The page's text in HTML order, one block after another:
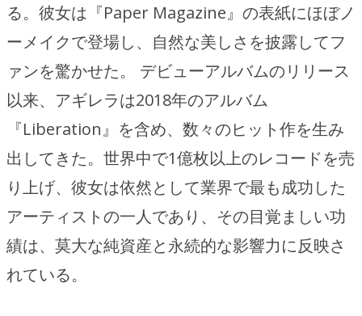
る。彼女は『Paper Magazine』の表紙にほぼノ
ーメイクで登場し、自然な美しさを披露してフ
ァンを驚かせた。 デビューアルバムのリリース
以来、アギレラは2018年のアルバム
『Liberation』を含め、数々のヒット作を生み
出してきた。世界中で1億枚以上のレコードを売
り上げ、彼女は依然として業界で最も成功した
アーティストの一人であり、その目覚ましい功
績は、莫大な純資産と永続的な影響力に反映さ
れている。